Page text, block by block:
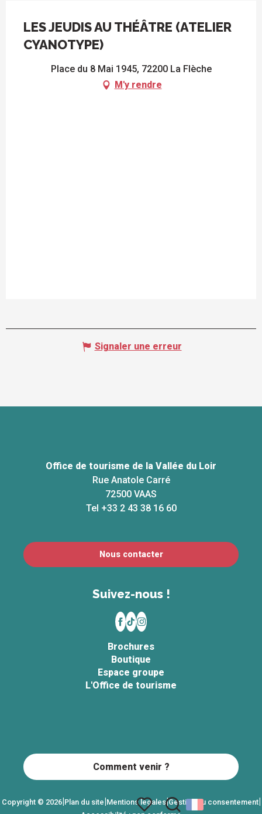
LES JEUDIS AU THÉÂTRE (ATELIER
CYANOTYPE)
Place du 8 Mai 1945, 72200 La Flèche
M'y rendre
Signaler une erreur
Office de tourisme de la Vallée du Loir
Rue Anatole Carré
72500 VAAS
Tel +33 2 43 38 16 60
Nous contacter
Suivez-nous !
Brochures
Boutique
Espace groupe
L'Office de tourisme
Copyright © 2026|Plan du site|Mentions légales|Gestion du consentement|
Comment venir ?